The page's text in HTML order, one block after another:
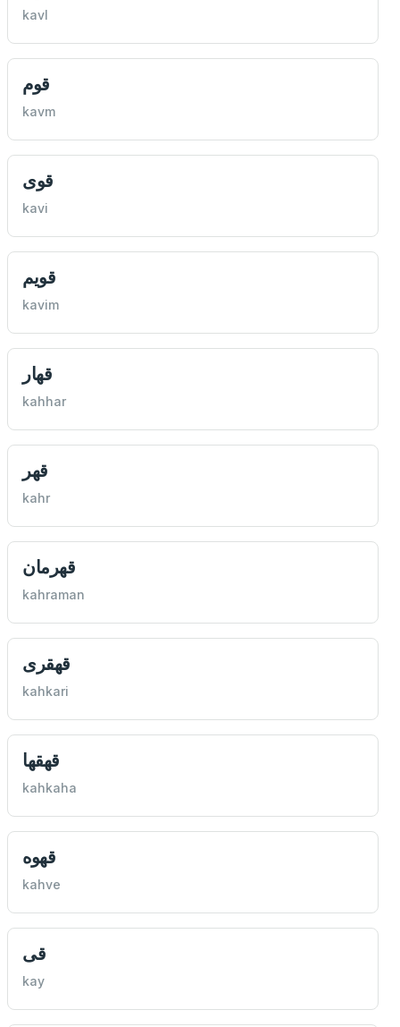
kavl
قوم
kavm
قوی
kavi
قويم
kavim
قهار
kahhar
قهر
kahr
قهرمان
kahraman
قهقری
kahkari
قهقها
kahkaha
قهوه
kahve
قی
kay